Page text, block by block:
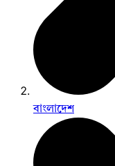
বাংলাদেশ